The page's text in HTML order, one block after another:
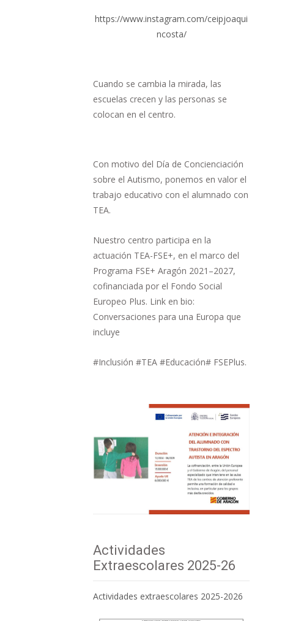
https://www.instagram.com/ceipjoaqui
ncosta/
Cuando se cambia la mirada, las
escuelas crecen y las personas se
colocan en el centro.
Con motivo del Día de Concienciación
sobre el Autismo, ponemos en valor el
trabajo educativo con el alumnado con
TEA.
Nuestro centro participa en la
actuación TEA-FSE+, en el marco del
Programa FSE+ Aragón 2021–2027,
cofinanciada por el Fondo Social
Europeo Plus. Link en bio:
Conversaciones para una Europa que
incluye
#Inclusión #TEA #Educación# FSEPlus.
Actividades
Extraescolares 2025-26
Actividades extraescolares 2025-2026